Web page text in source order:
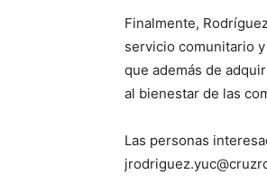
Finalmente,
servicio comunitario
que además de
al bienestar de las
Las personas